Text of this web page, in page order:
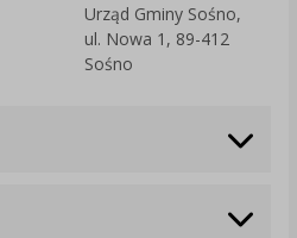
Urząd Gminy Sośno,
ul. Nowa 1, 89-412
Sośno